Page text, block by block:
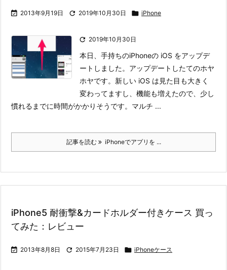
 2013年9月19日  2019年10月30日  iPhone
 2019年10月30日
本日、手持ちのiPhoneの iOS をアップデ
ートしました。アップデートしたてのホヤ
ホヤです。 新しい iOS は見た目も大きく
変わってますし、機能も増えたので、少し
慣れるまでに時間がかかりそうです。 マルチ ...
記事を読む iPhoneでアプリを ...
iPhone5 耐衝撃&カードホルダー付きケース 買っ
てみた：レビュー
 2013年8月8日  2015年7月23日  iPhoneケース